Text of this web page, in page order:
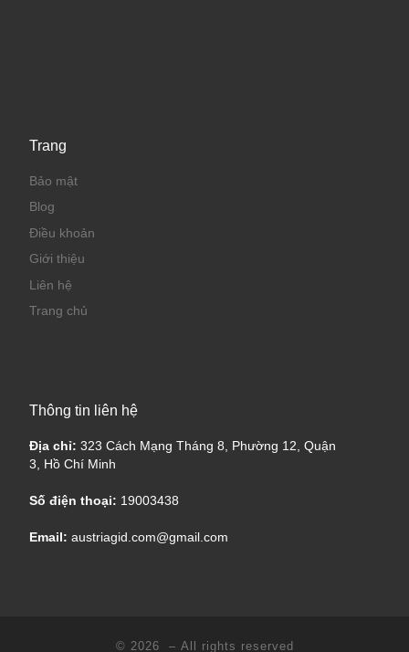
Trang
Bảo mật
Blog
Điều khoản
Giới thiệu
Liên hệ
Trang chủ
Thông tin liên hệ
Địa chỉ: 323 Cách Mạng Tháng 8, Phường 12, Quận
3, Hồ Chí Minh
Số điện thoại: 19003438
Email: austriagid.com@gmail.com
© 2026 – All rights reserved